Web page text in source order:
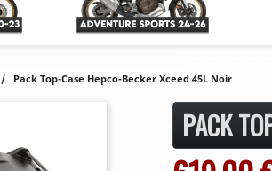
Pack Top-Case Hepco-Becker Xceed 45L Noir
PACK